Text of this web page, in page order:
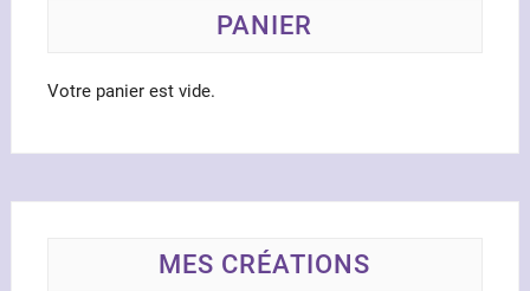
PANIER
Votre panier est vide.
MES CRÉATIONS